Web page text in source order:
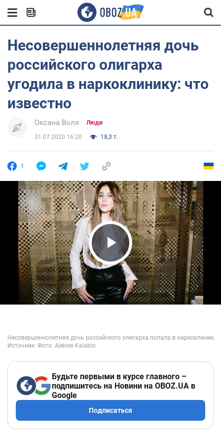
Несовершеннолетняя дочь
российского олигарха
угодила в наркоклинику: что
известно
Оксана Воля Люди
31.07.2020 16:20 18,3 т.
1
Play Video
Будьте первыми в курсе главного –
подпишитесь на Новини на OBOZ.UA в
Google
Подписаться